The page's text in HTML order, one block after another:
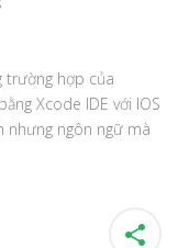
trường hợp của
Xcode IDE với IOS
nhưng ngôn ngữ mà